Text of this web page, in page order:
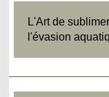
L'Art de
l'évasion